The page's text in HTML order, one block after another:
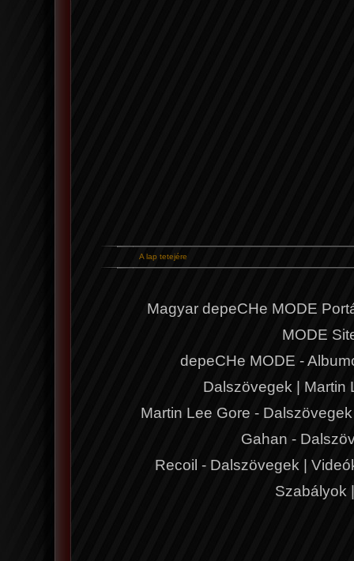
A lap tetejére
Magyar depeCHe MODE
MODE
depeCHe MODE -
Dalszövegek
Martin
Martin Lee Gore - Dalszövegek
Gahan -
Recoil - Dalszövegek
Szabályok